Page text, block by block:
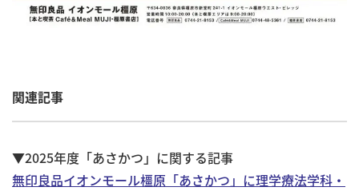
関連記事
▼2025年度「あさかつ」に関する記事
無印良品イオンモール橿原「あさかつ」に理学療法学科・